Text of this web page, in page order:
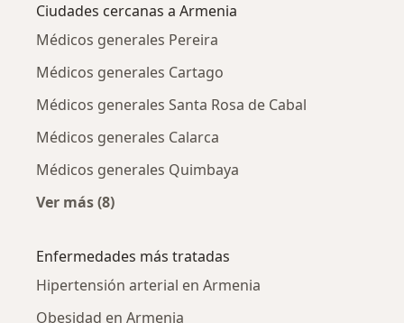
Ciudades cercanas a Armenia
Médicos generales Pereira
Médicos generales Cartago
Médicos generales Santa Rosa de Cabal
Médicos generales Calarca
Médicos generales Quimbaya
Ver más (8)
Enfermedades más tratadas
Hipertensión arterial en Armenia
Obesidad en Armenia